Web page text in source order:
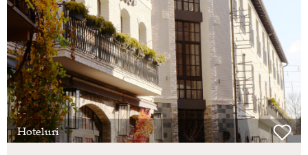
Hoteluri